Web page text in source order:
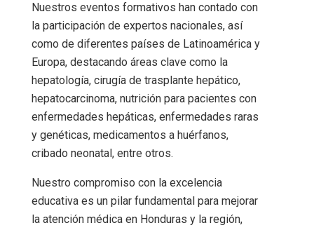
Nuestros eventos formativos han contado con
la participación de expertos nacionales, así
como de diferentes países de Latinoamérica y
Europa, destacando áreas clave como la
hepatología, cirugía de trasplante hepático,
hepatocarcinoma, nutrición para pacientes con
enfermedades hepáticas, enfermedades raras
y genéticas, medicamentos a huérfanos,
cribado neonatal, entre otros.
Nuestro compromiso con la excelencia
educativa es un pilar fundamental para mejorar
la atención médica en Honduras y la región,